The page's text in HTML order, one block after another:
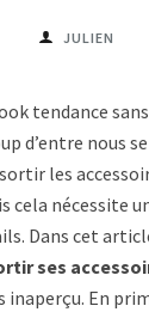
JULIEN
tendance sans
d’entre nous
les
cela nécessite
Dans cet
ses
inaperçu. En